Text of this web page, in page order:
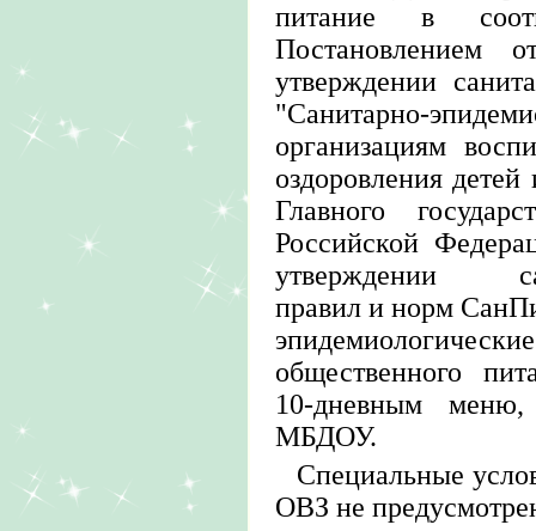
питание в
утверждении
"Санитарно-
организациям
оздоровления
Главного
Российской
утверждении
правил и норм
общественного
10-дневным
МБДОУ.
Специальные
ОВЗ не